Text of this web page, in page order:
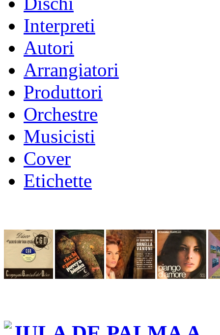
Interpreti
Autori
Arrangiatori
Produttori
Orchestre
Musicisti
Cover
Etichette